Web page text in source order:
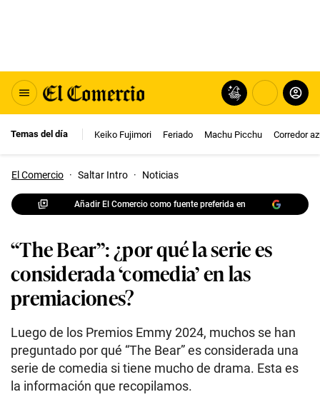
Temas del día Keiko Fujimori Feriado Machu Picchu Corredor
El Comercio · Saltar Intro · Noticias
Añadir El Comercio como fuente preferida en
“The Bear”: ¿por qué la serie es
considerada ‘comedia’ en las
premiaciones?
Luego de los Premios Emmy 2024, muchos se han
preguntado por qué “The Bear” es considerada una
serie de comedia si tiene mucho de drama. Esta es
la información que recopilamos.